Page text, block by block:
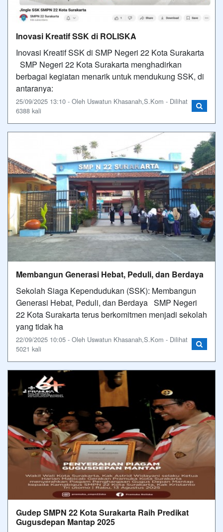
Inovasi Kreatif SSK di ROLISKA
Inovasi Kreatif SSK di SMP Negeri 22 Kota Surakarta
SMP Negeri 22 Kota Surakarta menghadirkan
berbagai kegiatan menarik untuk mendukung SSK, di
antaranya:
25/09/2025 13:10 - Oleh Uswatun Khasanah,S.Kom - Dilihat
6388 kali
Membangun Generasi Hebat, Peduli, dan Berdaya
Sekolah Siaga Kependudukan (SSK): Membangun
Generasi Hebat, Peduli, dan Berdaya SMP Negeri
22 Kota Surakarta terus berkomitmen menjadi sekolah
yang tidak ha
22/09/2025 10:05 - Oleh Uswatun Khasanah,S.Kom - Dilihat
5021 kali
Gudep SMPN 22 Kota Surakarta Raih Predikat
Gugusdepan Mantap 2025